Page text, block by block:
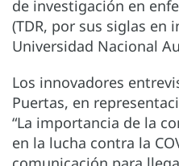
de investigación en
(TDR, por sus siglas en
Universidad Nacional
Los innovadores
Puertas, en
“La importancia de la
en la lucha contra la